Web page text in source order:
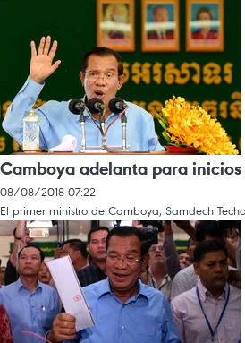
Camboya adelanta para
08/08/2018 07:22
El primer ministro de Camboya, Samdech